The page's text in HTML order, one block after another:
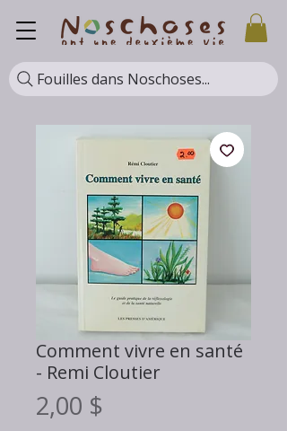
Fouilles dans Noschoses...
Comment vivre en santé
- Remi Cloutier
2,00 $